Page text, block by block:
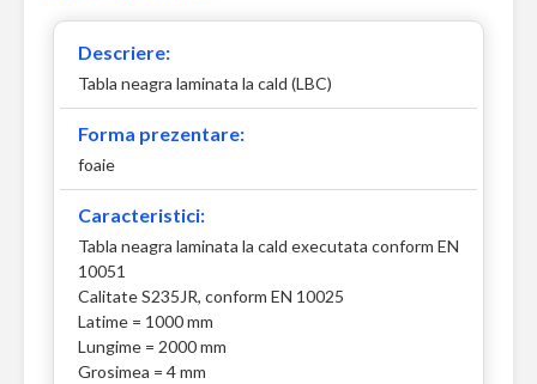
Descriere:
Tabla neagra laminata la cald (LBC)
Forma prezentare:
foaie
Caracteristici:
Tabla neagra laminata la cald executata conform EN
10051
Calitate S235JR, conform EN 10025
Latime = 1000 mm
Lungime = 2000 mm
Grosimea = 4 mm